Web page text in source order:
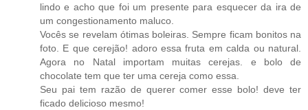
lindo e acho que foi um presente para esquecer da ira de
um congestionamento maluco.
Vocês se revelam ótimas boleiras. Sempre ficam bonitos na
foto. E que cerejão! adoro essa fruta em calda ou natural.
Agora no Natal importam muitas cerejas. e bolo de
chocolate tem que ter uma cereja como essa.
Seu pai tem razão de querer comer esse bolo! deve ter
ficado delicioso mesmo!